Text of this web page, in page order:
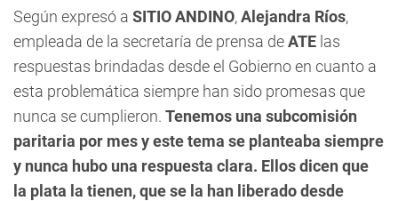
Según expresó a SITIO ANDINO,Alejandra Ríos,
empleada de la secretaría de prensa deATE las
respuestas brindadas desde el Gobierno en cuanto a
esta problemática siempre han sido promesas que
nunca se cumplieron. Tenemos una subcomisión
paritaria por mes y este tema se planteaba siempre
y nunca hubo una respuesta clara. Ellos dicen que
la plata la tienen, que se la han liberado desde